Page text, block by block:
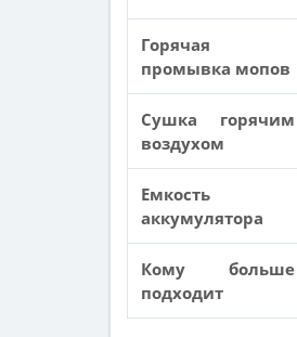
Горячая
промывка мопов
Сушка горячим
воздухом
Емкость
аккумулятора
Кому больше
подходит